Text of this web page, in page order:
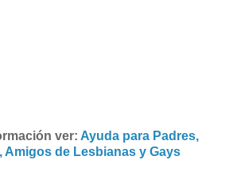
ver: Ayuda para Padres,
Amigos de Lesbianas y Gays